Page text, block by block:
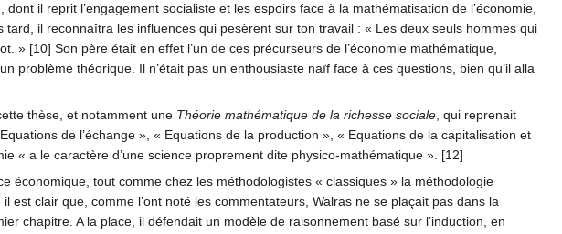
il reprit l’engagement socialiste et les espoirs face à la mathématisation de l’économie,
il reconnaîtra les influences qui pesèrent sur ton travail : « Les deux seuls hommes qui
» [10] Son père était en effet l’un de ces précurseurs de l’économie mathématique,
problème théorique. Il n’était pas un enthousiaste naïf face à ces questions, bien qu’il alla
thèse, et notamment une Théorie mathématique de la richesse sociale, qui reprenait
de l’échange », « Equations de la production », « Equations de la capitalisation et
« a le caractère d’une science proprement dite physico-mathématique ». [12]
économique, tout comme chez les méthodologistes « classiques » la méthodologie
clair que, comme l’ont noté les commentateurs, Walras ne se plaçait pas dans la
chapitre. A la place, il défendait un modèle de raisonnement basé sur l’induction, en